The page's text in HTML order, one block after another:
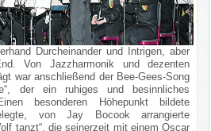
Durcheinander und Intrigen, aber
Von Jazzharmonik und dezenten
war anschließend der Bee-Gees-Song
der ein ruhiges und besinnliches
besonderen Höhepunkt bildete
von Jay Bocook arrangierte
tanzt“, die seinerzeit mit einem Oscar